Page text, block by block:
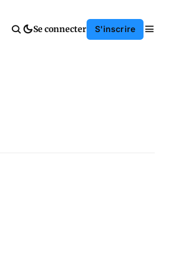
Se connecter S'inscrire